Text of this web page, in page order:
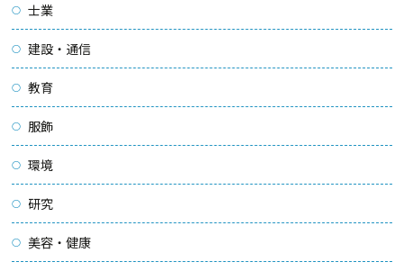
士業
建設・通信
教育
服飾
環境
研究
美容・健康